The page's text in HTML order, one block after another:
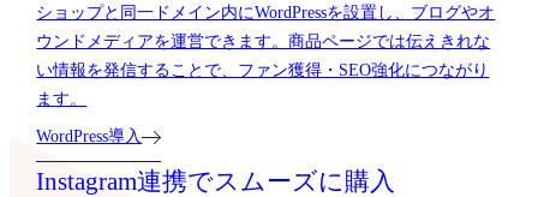
ショップと同一ドメイン内にWordPressを設置し、ブログやオ
ウンドメディアを運営できます。商品ページでは伝えきれな
い情報を発信することで、ファン獲得・SEO強化につながり
ます。
WordPress導入
Instagram連携でスムーズに購入